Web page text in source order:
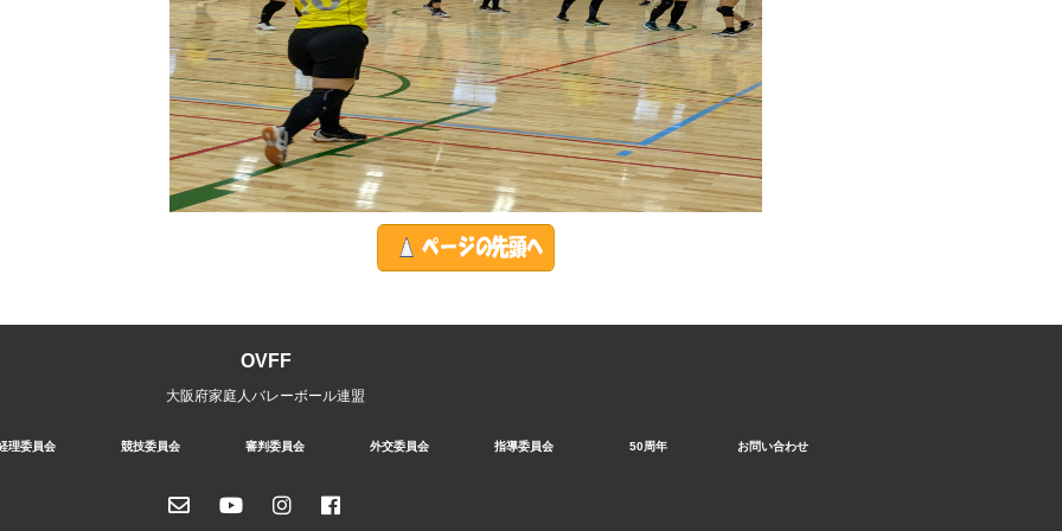
OVFF
大阪府家庭人バレーボール連盟
理委員会 競技委員会 審判委員会 外交委員会 指導委員会 50周年 お問い合わせ